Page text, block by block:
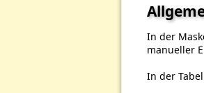
In der
manueller
In der